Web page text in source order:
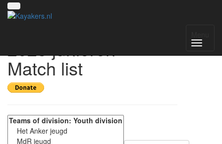
2023 junioren -
Match list